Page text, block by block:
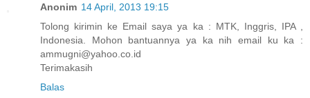
Anonim 14 April, 2013 19:15
Tolong kirimin ke Email saya ya ka : MTK, Inggris, IPA ,
Indonesia. Mohon bantuannya ya ka nih email ku ka :
ammugni@yahoo.co.id
Terimakasih
Balas